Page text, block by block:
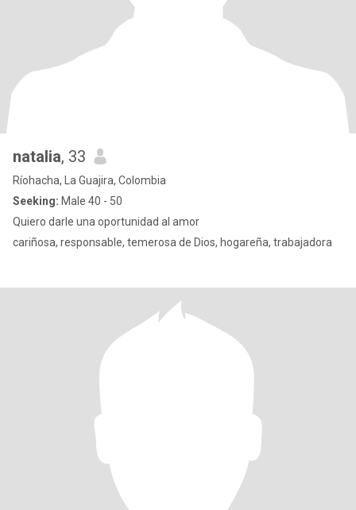
natalia, 33
Ríohacha, La Guajira, Colombia
Seeking: Male 40 - 50
Quiero darle una oportunidad al amor
cariñosa, responsable, temerosa de Dios, hogareña, trabajadora